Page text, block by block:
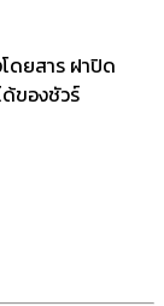
ดยสาร ฝาปิด
ของชัวร์